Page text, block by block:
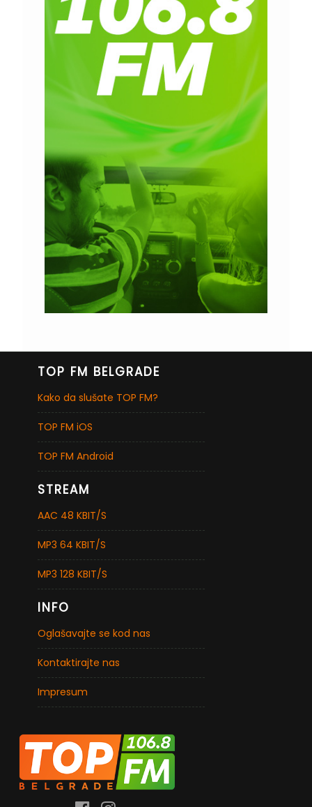
TOP FM BELGRADE
Kako da slušate TOP FM?
TOP FM iOS
TOP FM Android
STREAM
AAC 48 KBIT/S
MP3 64 KBIT/S
MP3 128 KBIT/S
INFO
Oglašavajte se kod nas
Kontaktirajte nas
Impresum